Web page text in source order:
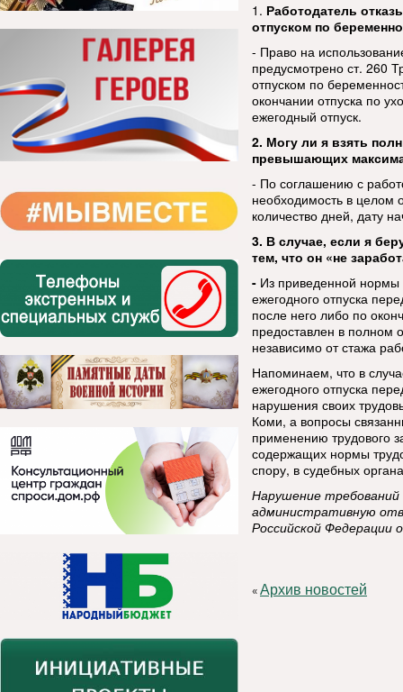
1. Работодатель
отпуском по
- Право на
предусмотрено ст. 260
отпуском по
окончании отпуска по
ежегодный отпуск.
2. Могу ли я взять
превышающих
- По соглашению с
необходимость в целом
количество дней, дату
3. В случае, если я
тем, что он «не
- Из приведенной нормы
ежегодного отпуска
после него либо по
предоставлен в полном
независимо от стажа
Напоминаем, что в
ежегодного отпуска
нарушения своих
Коми, а вопросы
применению трудового
содержащих нормы
спору, в судебных
Нарушение
административную
Российской Федерации
«Архив новостей